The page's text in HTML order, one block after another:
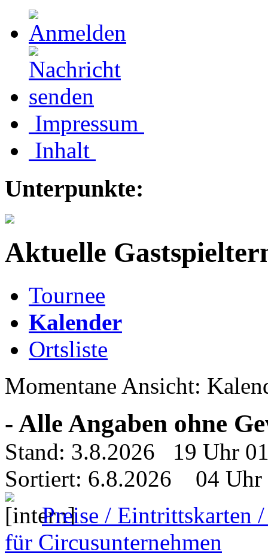
Impressum
Inhalt
Unterpunkte:
Aktuelle
Tournee
Kalender
Ortsliste
Momentane Ansicht:
- Alle Angaben ohne
Stand: 3.8.2026 19 Uhr
Sortiert: 6.8.2026 04 Uhr
Preise / Eintrittskarten
für Circusunternehmen